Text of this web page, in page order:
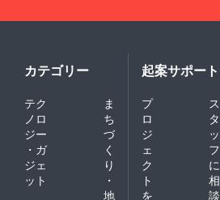
カテゴリー
テク
ノロ
ジー
・ガ
ジェ
ット
ま
ち
づ
く
り
・
地
起案サポート
プ
ロ
ジ
ェ
ク
ト
を
ス
タ
ッ
フ
に
相
談